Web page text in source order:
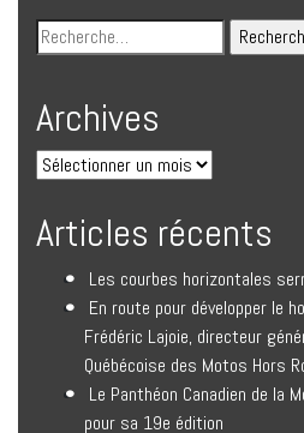
Archives
Articles récents
Les courbes horizontales
En route pour développer le
Frédéric Lajoie, directeur
Québécoise des Motos Hors
Le Panthéon Canadien de la
pour sa 19e édition